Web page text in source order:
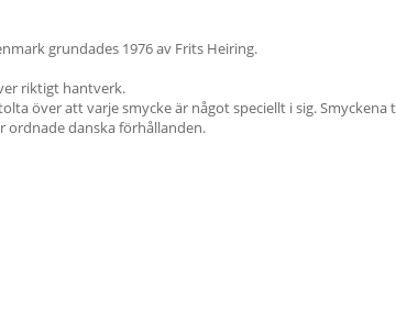
grundades 1976 av Frits Heiring.
riktigt hantverk.
över att varje smycke är något speciellt i sig.
ordnade danska förhållanden.